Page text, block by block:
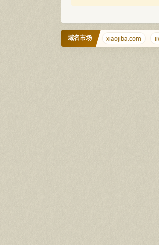
域名市场
yidaosu.com xiaojiba.com